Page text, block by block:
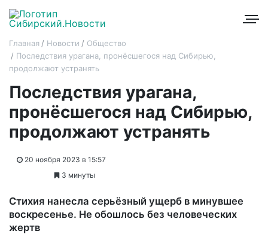
Главная Новости
Общество
Последствия урагана, пронёсшегося над Сибирью,
продолжают устранять
Последствия урагана,
пронёсшегося над Сибирью,
продолжают устранять
20 ноября 2023 в 15:57
3 минуты
Стихия нанесла серьёзный ущерб в минувшее
воскресенье. Не обошлось без человеческих
жертв